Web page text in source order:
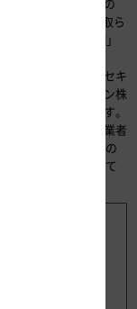
保に必要な措置を取ら
利用に関する要綱」
かし、ETC情報のセキ
ETCソリューション株
貢献してまいります。
る利便性向上や事業者
型コロナウイルスの
大きな役割を担って